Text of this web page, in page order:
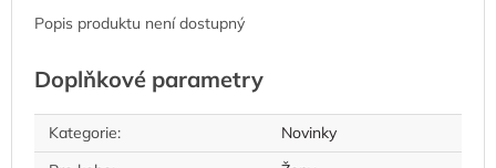
Popis produktu není dostupný
Doplňkové parametry
Kategorie:
Novinky